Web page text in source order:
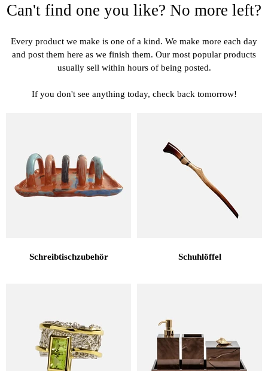
Can't find one you like? No more left?
Every product we make is one of a kind. We make more each day
and post them here as we finish them. Our most popular products
usually sell within hours of being posted.
If you don't see anything today, check back tomorrow!
Schreibtischzubehör Schuhlöffel